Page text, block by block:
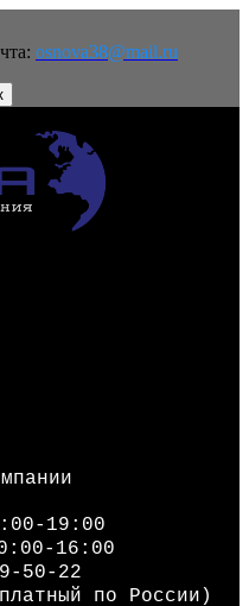
osnova38@mail.ru
компании
19:00
16:00
50-22
по России)